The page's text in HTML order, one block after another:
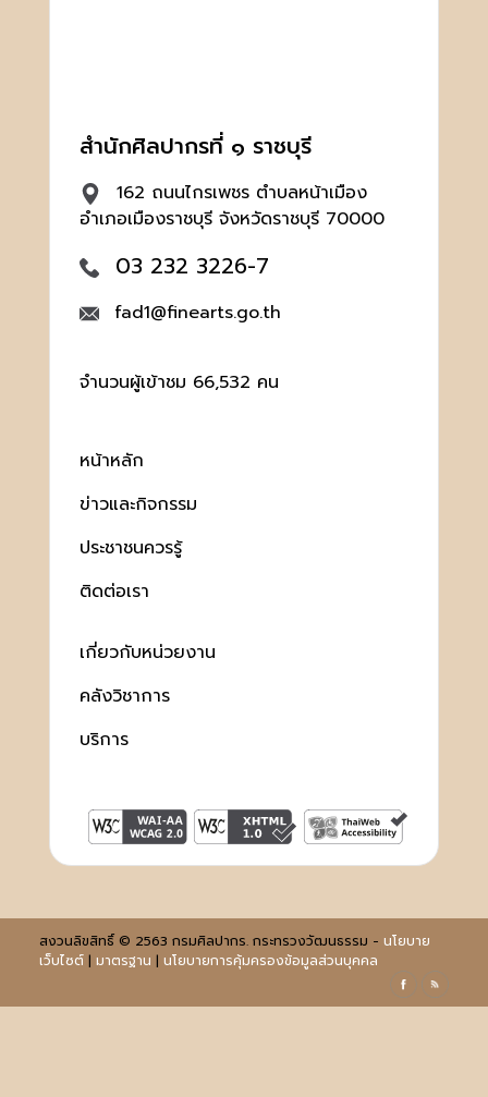
สำนักศิลปากรที่ ๑ ราชบุรี
162 ถนนไกรเพชร ตำบลหน้าเมือง
อำเภอเมืองราชบุรี จังหวัดราชบุรี 70000
03 232 3226-7
fad1@finearts.go.th
จำนวนผู้เข้าชม 66,532 คน
หน้าหลัก
ข่าวและกิจกรรม
ประชาชนควรรู้
ติดต่อเรา
เกี่ยวกับหน่วยงาน
คลังวิชาการ
บริการ
สงวนลิขสิทธิ์ © 2563 กรมศิลปากร. กระทรวงวัฒนธรรม - นโยบาย
เว็บไซต์| มาตรฐาน | นโยบายการคุ้มครองข้อมูลส่วนบุคคล